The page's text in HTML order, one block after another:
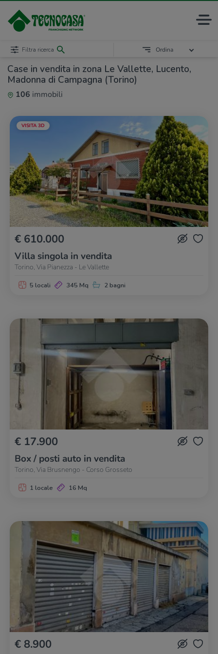
Case in vendita in zona Le Vallette, Lucento,
Madonna di Campagna (Torino)
106 immobili
Filtra ricerca Ordina
VISITA 3D
€ 610.000
Villa singola in vendita
Torino, Via Pianezza - Le Vallette
5 locali 345 Mq 2 bagni
€ 17.900
Box / posti auto in vendita
Torino, Via Brusnengo - Corso Grosseto
1 locale 16 Mq
€ 8.900